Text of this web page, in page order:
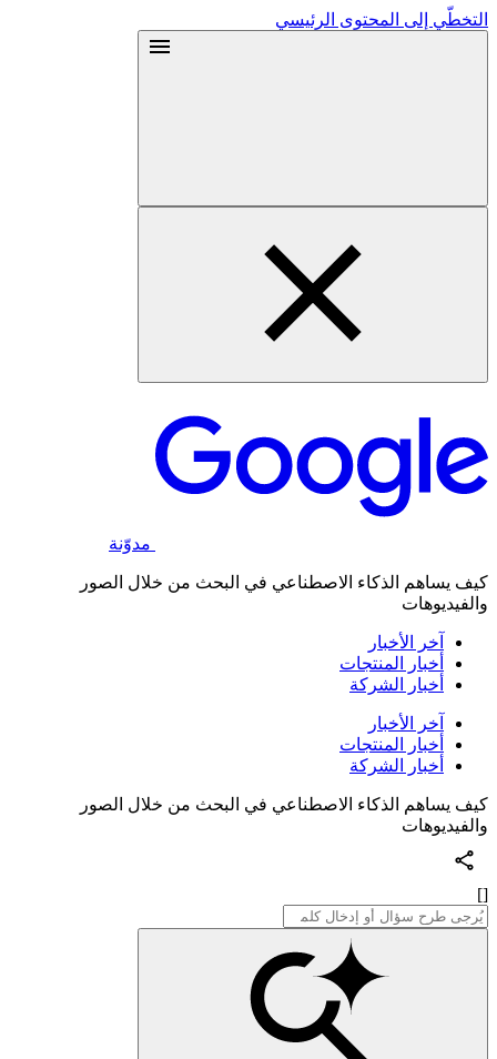
التخطّي إلى المحتوى الرئيسي
مدوّنة
كيف يساهم الذكاء الاصطناعي في البحث من خلال الصور
والفيديوهات
آخر الأخبار
أخبار المنتجات
أخبار الشركة
آخر الأخبار
أخبار المنتجات
أخبار الشركة
كيف يساهم الذكاء الاصطناعي في البحث من خلال الصور
والفيديوهات
[]